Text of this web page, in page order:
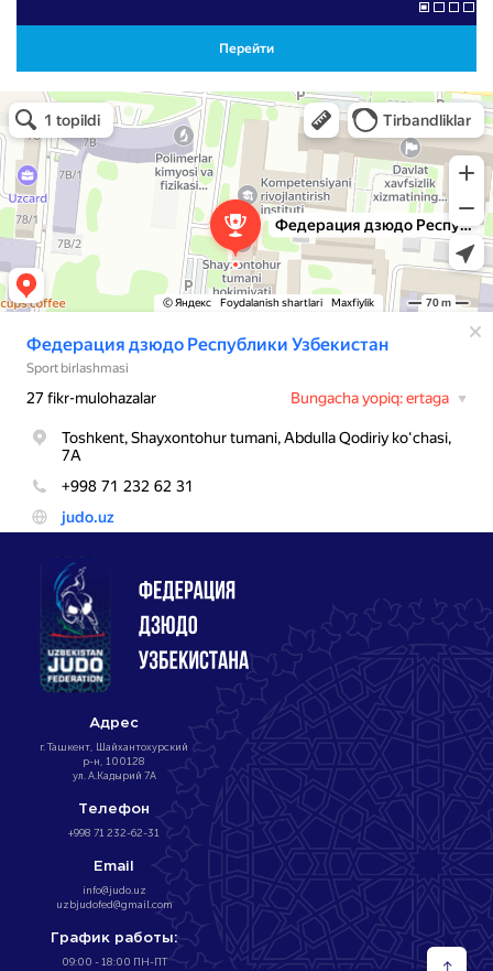
Перейти
Адрес
г. Ташкент, Шайхантохурский
р-н, 100128
ул. А.Кадырий 7А
Телефон
+998 71 232-62-31
Email
info@judo.uz
uzbjudofed@gmail.com
График работы:
09:00 - 18:00 ПН-ПТ ↑